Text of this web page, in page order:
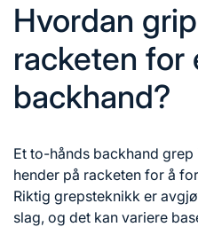
Hvordan
racketen for
backhand?
Et to-hånds backhand
hender på racketen for å
Riktig grepsteknikk er
slag, og det kan variere